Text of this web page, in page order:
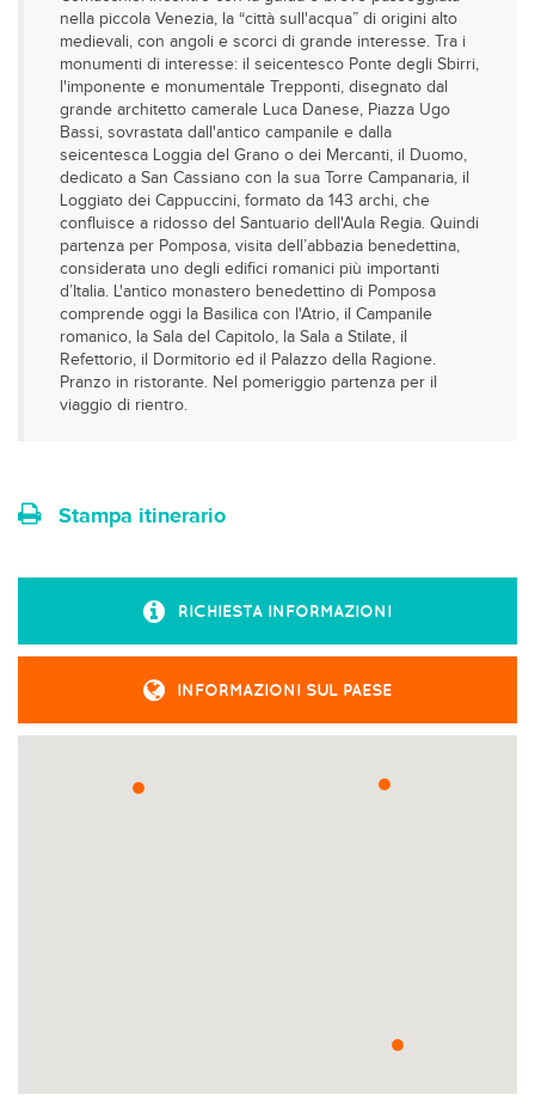
nella piccola Venezia, la “città sull'acqua” di origini alto
medievali, con angoli e scorci di grande interesse. Tra i
monumenti di interesse: il seicentesco Ponte degli Sbirri,
l'imponente e monumentale Trepponti, disegnato dal
grande architetto camerale Luca Danese, Piazza Ugo
Bassi, sovrastata dall'antico campanile e dalla
seicentesca Loggia del Grano o dei Mercanti, il Duomo,
dedicato a San Cassiano con la sua Torre Campanaria, il
Loggiato dei Cappuccini, formato da 143 archi, che
confluisce a ridosso del Santuario dell'Aula Regia. Quindi
partenza per Pomposa, visita dell’abbazia benedettina,
considerata uno degli edifici romanici più importanti
d’Italia. L'antico monastero benedettino di Pomposa
comprende oggi la Basilica con l'Atrio, il Campanile
romanico, la Sala del Capitolo, la Sala a Stilate, il
Refettorio, il Dormitorio ed il Palazzo della Ragione.
Pranzo in ristorante. Nel pomeriggio partenza per il
viaggio di rientro.
Stampa itinerario
RICHIESTA INFORMAZIONI
INFORMAZIONI SUL PAESE